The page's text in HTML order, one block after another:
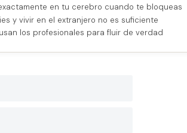
en tu cerebro cuando te bloqueas
y vivir en el extranjero no es suficiente
los profesionales para fluir de verdad